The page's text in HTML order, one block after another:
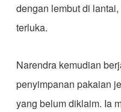
dengan lembut di
terluka.
​Narendra kemudian
penyimpanan pakaian
yang belum diklaim. Ia